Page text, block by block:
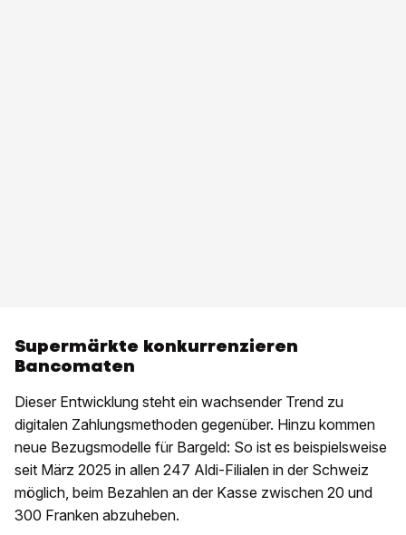
Supermärkte konkurrenzieren
Bancomaten
Dieser Entwicklung steht ein wachsender Trend zu
digitalen Zahlungsmethoden gegenüber. Hinzu kommen
neue Bezugsmodelle für Bargeld: So ist es beispielsweise
seit März 2025 in allen 247 Aldi-Filialen in der Schweiz
möglich, beim Bezahlen an der Kasse zwischen 20 und
300 Franken abzuheben.